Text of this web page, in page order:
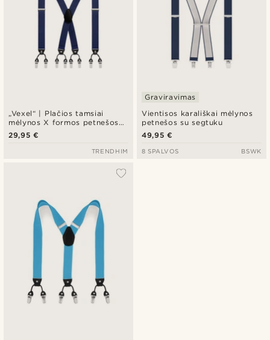
„Vexel“ | Plačios tamsiai
mėlynos X formos petnešos
su segtuku
29,95 €
TRENDHIM
Vientisos karališkai mėlynos
petnešos su segtuku
Graviravimas
49,95 €
8 SPALVOS BSWK